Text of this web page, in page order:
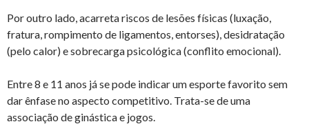
Por outro lado, acarreta riscos de lesões físicas (luxação,
fratura, rompimento de ligamentos, entorses), desidratação
(pelo calor) e sobrecarga psicológica (conflito emocional).
Entre 8 e 11 anos já se pode indicar um esporte favorito sem
dar ênfase no aspecto competitivo. Trata-se de uma
associação de ginástica e jogos.